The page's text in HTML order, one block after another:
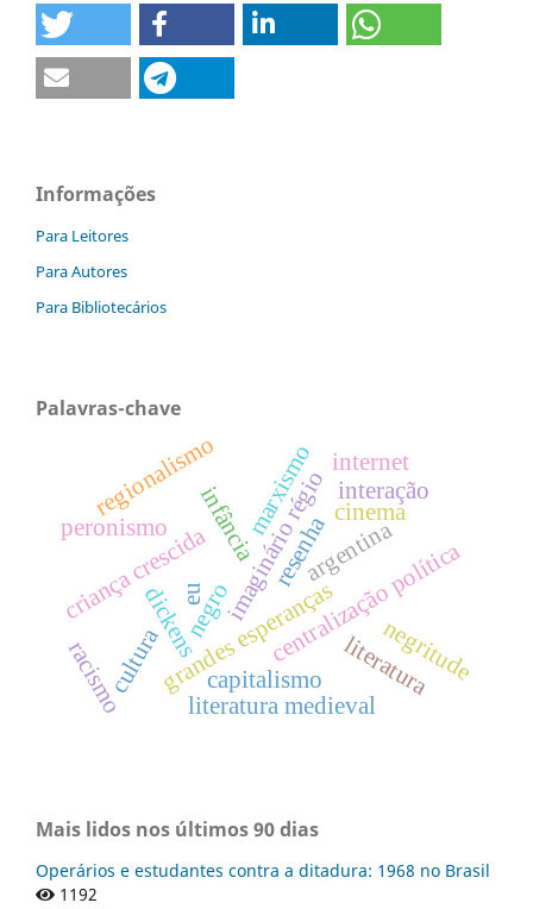
Informações
Para Leitores
Para Autores
Para Bibliotecários
Palavras-chave
dickens
infância
grandes esperanças
criança crescida
cinema
imaginário régio
literatura medieval
centralização política
peronismo argentina
literatura
regionalismo
cultura negritude
negro
racismo
marxismo
capitalismo
eu
interação
internet
resenha
Mais lidos nos últimos 90 dias
Operários e estudantes contra a ditadura: 1968 no Brasil
1192